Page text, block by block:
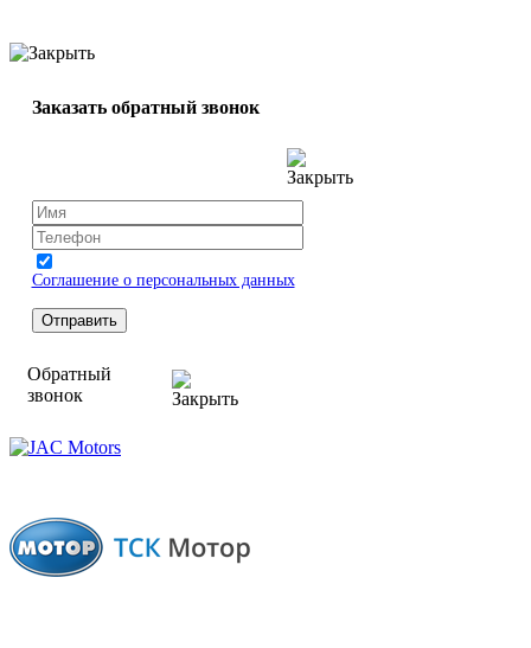
Заказать обратный звонок
Соглашение о персональных данных
Обратный
звонок